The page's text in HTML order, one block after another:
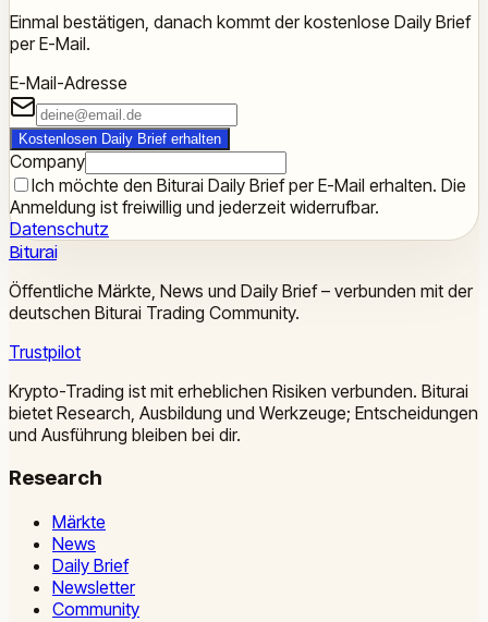
Einmal bestätigen, danach kommt der kostenlose Daily Brief
per E-Mail.
E-Mail-Adresse
Kostenlosen Daily Brief erhalten
Company
Ich möchte den Biturai Daily Brief per E-Mail erhalten. Die
Anmeldung ist freiwillig und jederzeit widerrufbar.
Datenschutz
Biturai
Öffentliche Märkte, News und Daily Brief – verbunden mit der
deutschen Biturai Trading Community.
Trustpilot
Krypto-Trading ist mit erheblichen Risiken verbunden. Biturai
bietet Research, Ausbildung und Werkzeuge; Entscheidungen
und Ausführung bleiben bei dir.
Research
Märkte
News
Daily Brief
Newsletter
Community